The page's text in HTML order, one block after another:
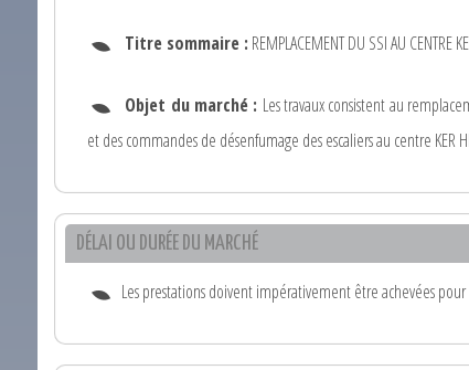
Titre sommaire : REMPLACEMENT DU SSI AU CENTRE
Objet du marché : Les travaux consistent au
et des commandes de désenfumage des escaliers au centre KER
DÉLAI OU DURÉE DU MARCHÉ
Les prestations doivent impérativement être achevées pour